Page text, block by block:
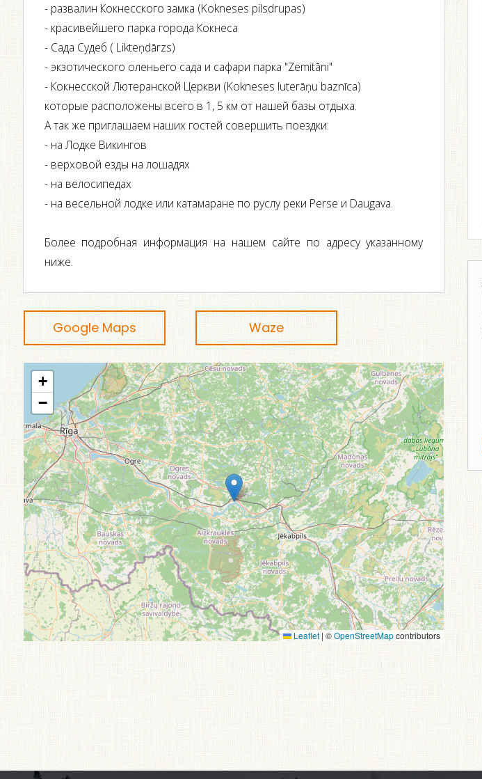
- развалин Кокнесского замка (Kokneses pilsdrupas)
- красивейшего парка города Кокнеса
- Сада Судеб ( Likteņdārzs)
- экзотического оленьего сада и сафари парка "Zemitāni"
- Кокнесской Лютеранской Церкви (Kokneses luterāņu baznīca)
которые расположены всего в 1, 5 км от нашей базы отдыха.
А так же приглашаем наших гостей совершить поездки:
- на Лодке Викингов
- верховой езды на лошадях
- на велосипедах
- на весельной лодке или катамаране по руслу реки Perse и Daugava.
Более подробная информация на нашем сайте по адресу указанному
ниже.
Google Maps Waze
+
−
Leaflet |©OpenStreetMapcontributors